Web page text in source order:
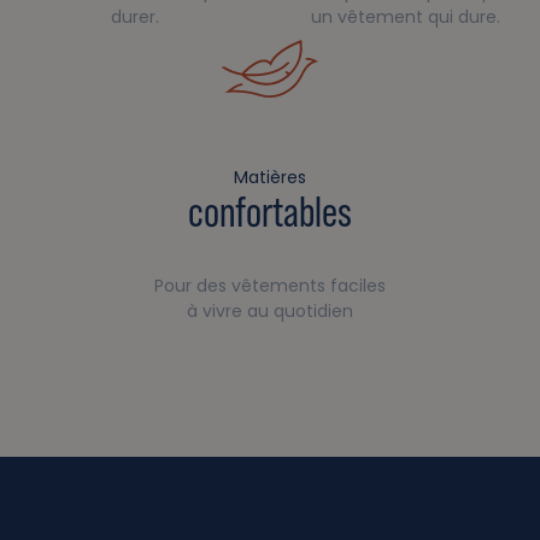
durer.
un vêtement qui dure.
Matières
confortables
Pour des vêtements faciles
à vivre au quotidien